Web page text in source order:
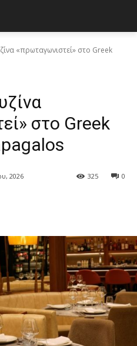
«πρωταγωνιστεί» στο Greek
στο Greek
2026 0
325